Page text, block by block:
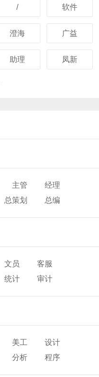
/ 软件
澄海 广益
助理 凤新
主管
经理
总策划
总编
文员
客服
统计
审计
美工
设计
分析 程序